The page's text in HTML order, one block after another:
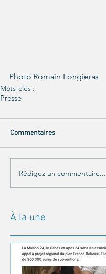
Photo Romain Longieras
Mots-clés :
Presse
Commentaires
Rédigez un commentaire...
À la une